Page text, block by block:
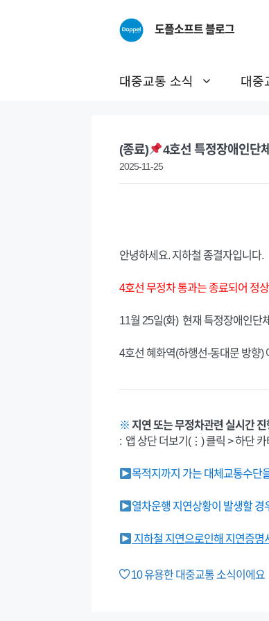
도플소프트 블로그
대중교통 소식 대중
(종료) 4호선 특정장애인단
2025-11-25
안녕하세요. 지하철 종결자입니다.
4호선 무정차 통과는 종료되어 정
11월 25일(화) 현재 특정장애인단
4호선 혜화역(하행선-동대문 방향)
※ 지연 또는 무정차관련 실시간
: 앱 상단 더보기(⋮) 클릭 > 하단 카
목적지까지 가는 대체교통수단
열차운행 지연상황이 발생할
지하철 지연으로인해 지연증명
10유용한 대중교통 소식이에요